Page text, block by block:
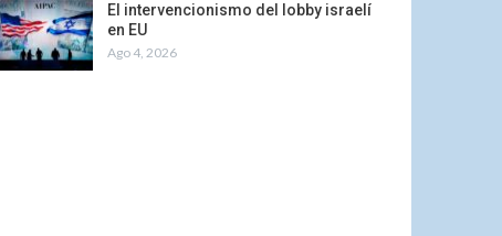
El intervencionismo del lobby israelí
en EU
Ago 4, 2026